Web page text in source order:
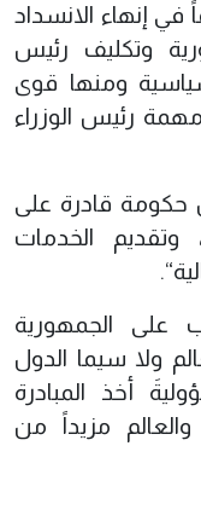
إنهاء الانسداد
وتكليف رئيس
ومنها قوى
مهمة رئيس الوزراء
حكومة قادرة على
وتقديم الخدمات
على الجمهورية
ولا سيما الدول
أخذ المبادرة
مزيداً من